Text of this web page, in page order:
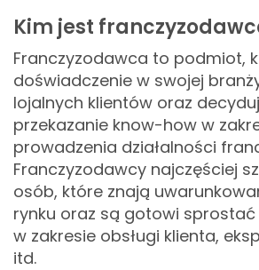
Kim jest
Franczyzodawca to podmiot,
doświadczenie w swojej
lojalnych klientów oraz
przekazanie know-how w
prowadzenia działalności
Franczyzodawcy najczęściej
osób, które znają
rynku oraz są gotowi
w zakresie obsługi klienta,
itd.